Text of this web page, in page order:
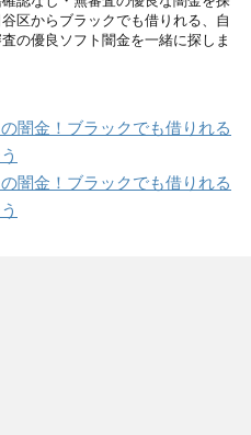
区からブラックでも借りれる、自
の優良ソフト闇金を一緒に探しま
闇金！ブラックでも借りれる
闇金！ブラックでも借りれる